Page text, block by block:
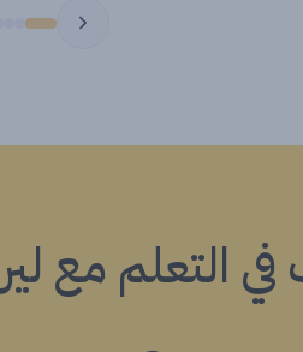
في التعلم مع